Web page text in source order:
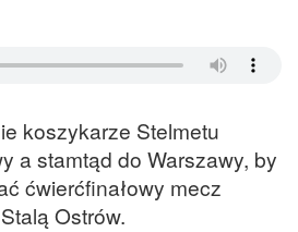
koszykarze Stelmetu
a stamtąd do Warszawy, by
ćwierćfinałowy mecz
Ostrów.